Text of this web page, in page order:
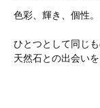
色彩、輝き、個性。
ひとつとして同じ
天然石との出会い